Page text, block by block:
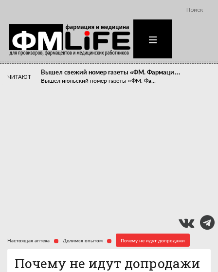
Поиск
ЧИТАЮТ
Вышел свежий номер газеты «ФМ. Фармаци…
Вышел июньский номер газеты «ФМ. Фа...
Настоящая аптека Делимся опытом Почему не идут допродажи
Почему не идут допродажи